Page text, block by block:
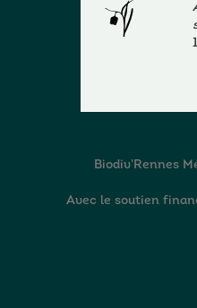
Biodiv'Rennes
Avec le soutien